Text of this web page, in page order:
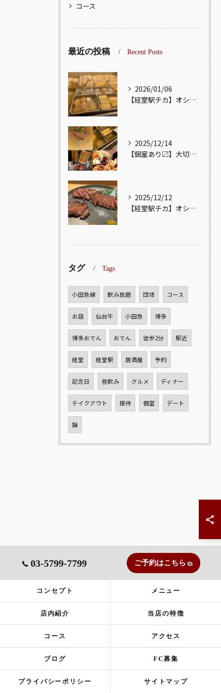
コース
最近の投稿 Recent Posts
2026/01/06
【経堂駅チカ】オシャレ居酒屋🏮出汁が美味しいおでんがオススメ...
2025/12/14
【個室あり〼】大切な記念日、お祝い事でのご来店ぜひお待ちして...
2025/12/12
【経堂駅チカ】オシャレ居酒屋🏮自慢のお肉が楽しめる🐃お得なコ...
タグ Tags
小田急線 飲み放題 団体 コース
お店 仙台牛 小田急 博多
博多おでん おでん 徒歩2分 駅近
経堂 経堂駅 居酒屋 予約
記念日 昼飲み グルメ ディナー
テイクアウト 接待 個室 デート
鍋
03-5799-7799 ご予約はこちら
コンセプト メニュー
店内紹介 当店の特徴
コース アクセス
ブログ FC募集
プライバシーポリシー サイトマップ